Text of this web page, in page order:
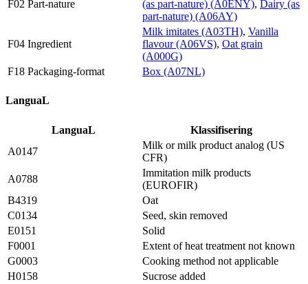
F02 Part-nature (as part-nature) (A0ENY), Dairy (as
part-nature) (A06AY)
F04 Ingredient
Milk imitates (A03TH), Vanilla
flavour (A06VS), Oat grain
(A000G)
F18 Packaging-format
Box (A07NL)
LanguaL
LanguaL
Klassifisering
A0147
Milk or milk product analog (US
CFR)
A0788
Immitation milk products
(EUROFIR)
B4319
Oat
C0134
Seed, skin removed
E0151
Solid
F0001
Extent of heat treatment not known
G0003
Cooking method not applicable
H0158
Sucrose added